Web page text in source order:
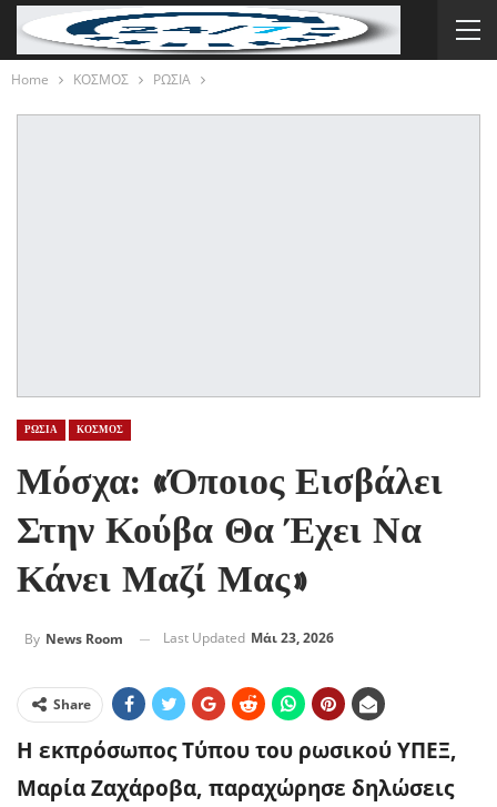
Home ΚΟΣΜΟΣ ΡΩΣΙΑ
ΡΩΣΙΑ ΚΟΣΜΟΣ
Μόσχα: «Όποιος Εισβάλει
Στην Κούβα Θα Έχει Να
Κάνει Μαζί Μας»
By News Room Last Updated Μάι 23, 2026
Share
Η εκπρόσωπος Τύπου του ρωσικού ΥΠΕΞ,
Μαρία Ζαχάροβα, παραχώρησε δηλώσεις